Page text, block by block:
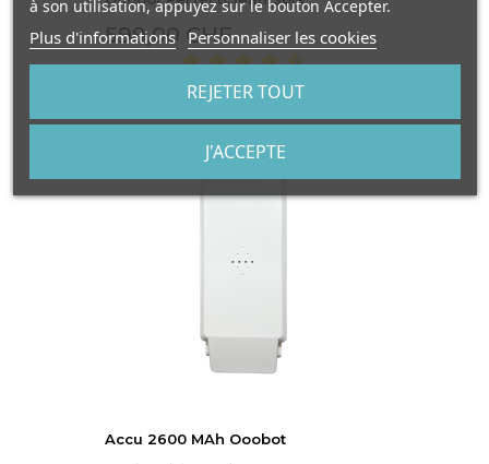
599,00 CHF
Accu 2600 MAh Ooobot
à son utilisation, appuyez sur le bouton Accepter.
Plus d'informations Personnaliser les cookies
REJETER TOUT
J'ACCEPTE